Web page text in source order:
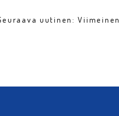
uutinen: